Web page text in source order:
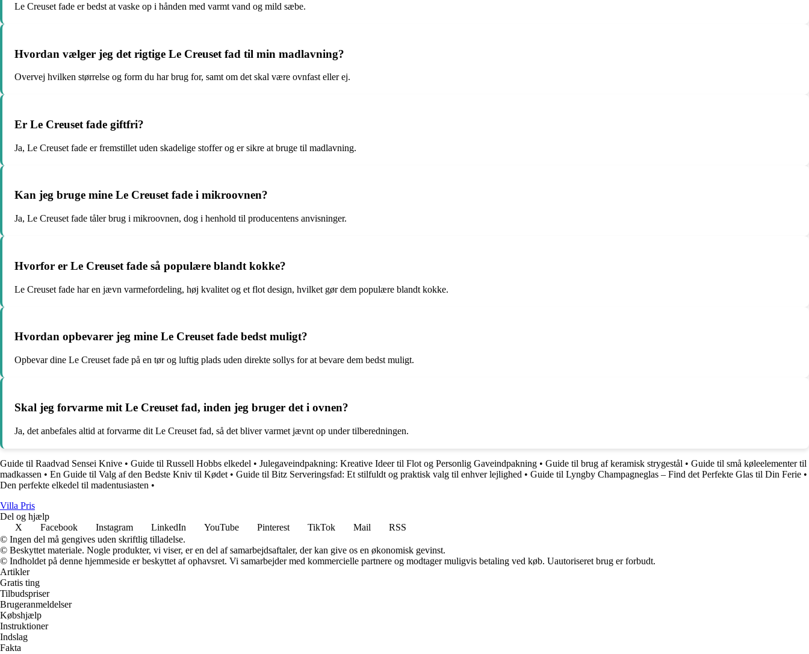
Le Creuset fade er bedst at vaske op i hånden med varmt vand og mild sæbe.
Hvordan vælger jeg det rigtige Le Creuset fad til min madlavning?
Overvej hvilken størrelse og form du har brug for, samt om det skal være ovnfast eller ej.
Er Le Creuset fade giftfri?
Ja, Le Creuset fade er fremstillet uden skadelige stoffer og er sikre at bruge til madlavning.
Kan jeg bruge mine Le Creuset fade i mikroovnen?
Ja, Le Creuset fade tåler brug i mikroovnen, dog i henhold til producentens anvisninger.
Hvorfor er Le Creuset fade så populære blandt kokke?
Le Creuset fade har en jævn varmefordeling, høj kvalitet og et flot design, hvilket gør dem populære blandt kokke.
Hvordan opbevarer jeg mine Le Creuset fade bedst muligt?
Opbevar dine Le Creuset fade på en tør og luftig plads uden direkte sollys for at bevare dem bedst muligt.
Skal jeg forvarme mit Le Creuset fad, inden jeg bruger det i ovnen?
Ja, det anbefales altid at forvarme dit Le Creuset fad, så det bliver varmet jævnt op under tilberedningen.
Guide til Raadvad Sensei Knive • Guide til Russell Hobbs elkedel • Julegaveindpakning: Kreative Ideer til Flot og Personlig Gaveindpakning • Guide til brug af keramisk strygestål • Guide til små køleelementer til
madkassen • En Guide til Valg af den Bedste Kniv til Kødet • Guide til Bitz Serveringsfad: Et stilfuldt og praktisk valg til enhver lejlighed • Guide til Lyngby Champagneglas – Find det Perfekte Glas til Din Ferie •
Den perfekte elkedel til madentusiasten •
Villa Pris
Del og hjælp
X
Facebook Instagram LinkedIn YouTube Pinterest TikTok Mail
RSS
© Ingen del må gengives uden skriftlig tilladelse.
© Beskyttet materiale. Nogle produkter, vi viser, er en del af samarbejdsaftaler, der kan give os en økonomisk gevinst.
© Indholdet på denne hjemmeside er beskyttet af ophavsret. Vi samarbejder med kommercielle partnere og modtager muligvis betaling ved køb. Uautoriseret brug er forbudt.
Artikler
Gratis ting
Tilbudspriser
Brugeranmeldelser
Købshjælp
Instruktioner
Indslag
Fakta